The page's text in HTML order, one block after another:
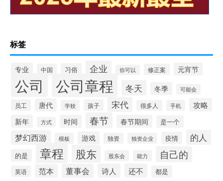
标签
专业 中国 习俗 企业 你可以 修正案 元宵节
公司 公司章程 冬天 冬季 可能会
员工 唐代 学校 孩子 宋代 很多人 手机 攻略
新年 方式 时间 春节 春节期间 是一个
梦幻西游 模板 游戏 独资 独资企业 疫情 的人
的是 章程 股东 股东会 能力 自己的
英语 范本 董事会 诗人 还不 都是